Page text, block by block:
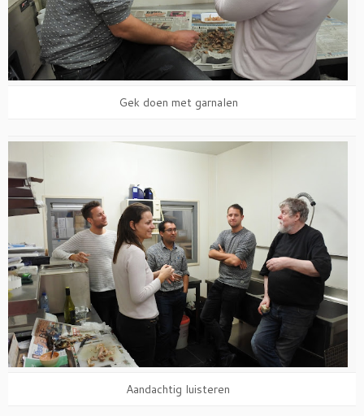
Gek doen met garnalen
Aandachtig luisteren